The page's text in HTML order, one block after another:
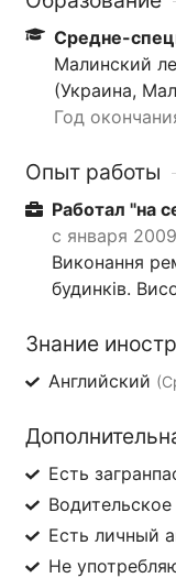
Средне-
Малинский
(Украина,
Год
Опыт работы
Работал "на
с января
Виконання
будинків.
Знание
Английский
Есть
Есть личный
Не